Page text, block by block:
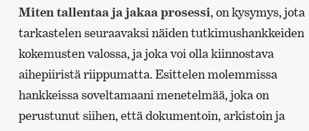
Miten tallentaa ja jakaa prosessi, on kysymys, jota
tarkastelen seuraavaksi näiden tutkimushankkeiden
kokemusten valossa, ja joka voi olla kiinnostava
aihepiiristä riippumatta. Esittelen molemmissa
hankkeissa soveltamaani menetelmää, joka on
perustunut siihen, että dokumentoin, arkistoin ja